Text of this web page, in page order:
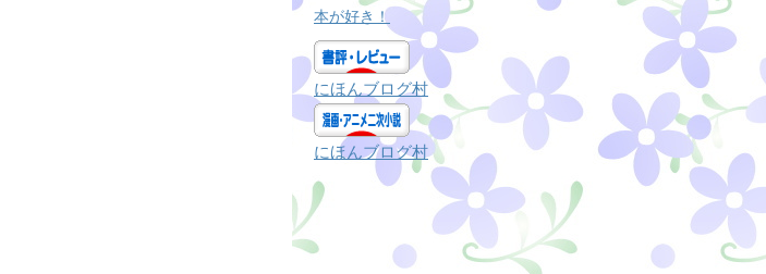
本が好き！
にほんブログ村
にほんブログ村